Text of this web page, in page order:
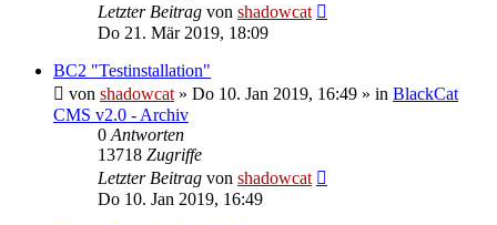
Letzter Beitrag von shadowcat
Do 21. Mär 2019, 18:09
BC2 "Testinstallation"
von shadowcat » Do 10. Jan 2019, 16:49 » in BlackCat
CMS v2.0 - Archiv
0 Antworten
13718 Zugriffe
Letzter Beitrag von shadowcat
Do 10. Jan 2019, 16:49